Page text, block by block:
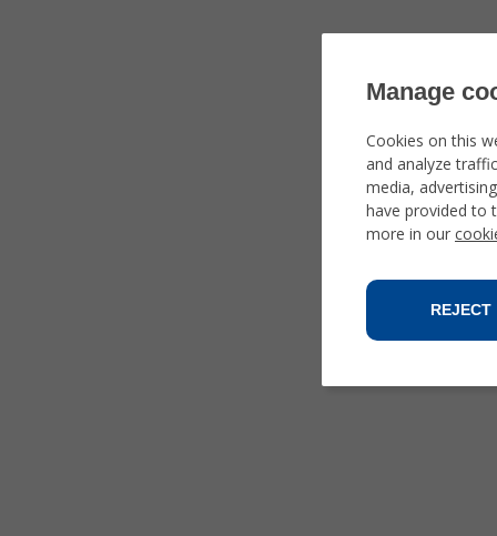
Manage
Cookies on this
and analyze
media,
have provided to
more in our
REJECT